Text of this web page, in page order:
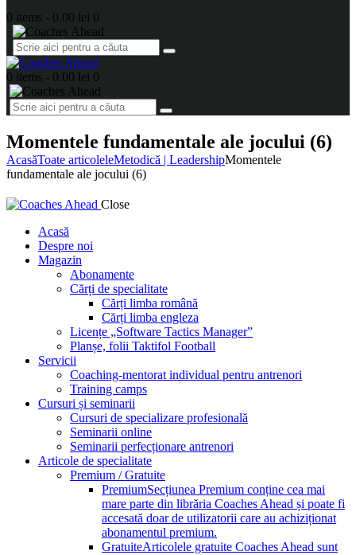
0 items - 0.00 lei 0
0 items - 0.00 lei 0
Momentele fundamentale ale jocului (6)
AcasăToate articoleleMetodică | LeadershipMomentele
fundamentale ale jocului (6)
Close
Acasă
Despre noi
Magazin
Abonamente
Cărți de specialitate
Cărți limba română
Cărți limba engleza
Licențe „Software Tactics Manager”
Planșe, folii Taktifol Football
Servicii
Coaching-mentorat individual pentru antrenori
Training camps
Cursuri și seminarii
Cursuri de specializare profesională
Seminarii online
Seminarii perfecționare antrenori
Articole de specialitate
Premium / Gratuite
PremiumSecțiunea Premium conține cea mai
mare parte din librăria Coaches Ahead și poate fi
accesată doar de utilizatorii care au achiziționat
abonamentul premium.
GratuiteArticolele gratuite Coaches Ahead sunt